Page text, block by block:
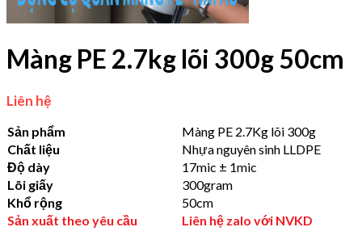
Màng PE 2.7kg lõi 300g 50cm
Liên hệ
Sản phẩm
Màng PE 2.7Kg lõi 300g
Chất liệu
Nhựa nguyên sinh LLDPE
Độ dày
17mic ± 1mic
Lõi giấy
300gram
Khổ rộng
50cm
Sản xuất theo yêu cầu
Liên hệ zalo với NVKD